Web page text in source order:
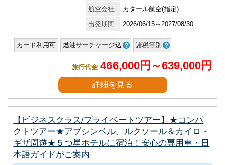
航空会社
カタール航空(指定)
出発期間
2026/06/15～2027/08/30
カード利用可 燃油サーチャージ込 諸税等別
旅行代金 466,000円～639,000円
詳細を見る
【ビジネスクラス/プライベートツアー】★コンパ
クトツアー★アブシンベル、ルクソール＆カイロ・
ギザ周遊★５つ星ホテルに宿泊！安心の専用車・日
本語ガイドがご案内